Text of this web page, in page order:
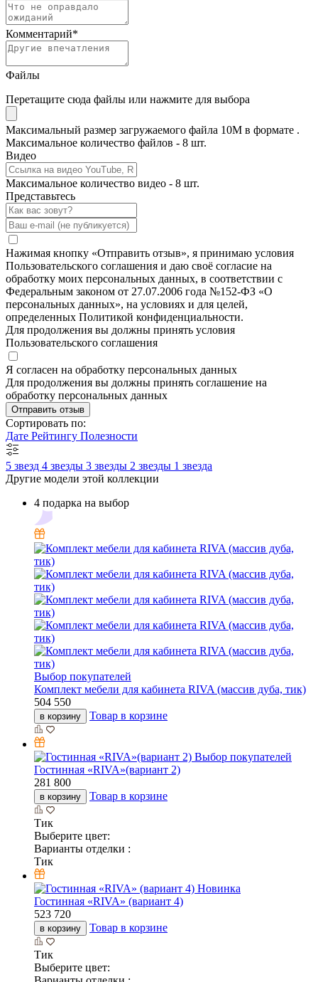
Комментарий*
Файлы
Перетащите сюда файлы или нажмите для выбора
Максимальный размер загружаемого файла 10M в формате .
Максимальное количество файлов - 8 шт.
Видео
Максимальное количество видео - 8 шт.
Представьтесь
Нажимая кнопку «Отправить отзыв», я принимаю условия
Пользовательского соглашения и даю своё согласие на
обработку моих персональных данных, в соответствии с
Федеральным законом от 27.07.2006 года №152-ФЗ «О
персональных данных», на условиях и для целей,
определенных Политикой конфиденциальности.
Для продолжения вы должны принять условия
Пользовательского соглашения
Я согласен на обработку персональных данных
Для продолжения вы должны принять соглашение на
обработку персональных данных
Отправить отзыв
Сортировать по:
Дате Рейтингу Полезности
5 звезд 4 звезды 3 звезды 2 звезды 1 звезда
Другие модели этой коллекции
4 подарка на выбор
Выбор покупателей
Комплект мебели для кабинета RIVA (массив дуба, тик)
504 550
в корзину Товар в корзине
Выбор покупателей
Гостинная «RIVA»(вариант 2)
281 800
в корзину Товар в корзине
Тик
Выберите цвет:
Варианты отделки :
Тик
Новинка
Гостинная «RIVA» (вариант 4)
523 720
в корзину Товар в корзине
Тик
Выберите цвет: